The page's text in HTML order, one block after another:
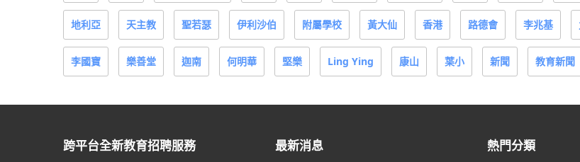
地利亞 天主教 聖若瑟 伊利沙伯 附屬學校 黃大仙 香港 路德會 李兆基
李國寶 樂善堂 迦南 何明華 堅樂 Ling Ying 康山 葉小 新聞 教育新聞
跨平台全新教育招聘服務 最新消息 熱門分類